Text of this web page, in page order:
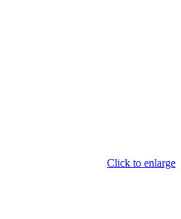
Click to enlarge